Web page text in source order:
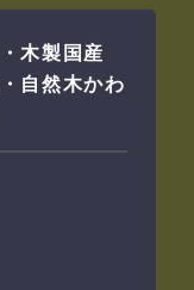
木製国産
自然木かわ